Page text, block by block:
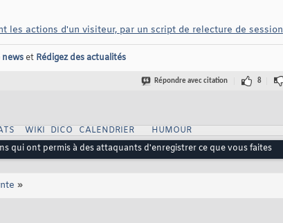
les actions d'un visiteur, par un script de relecture de session
newset Rédigez des actualités
Répondre avec citation 8
WIKI DICO CALENDRIER
HUMOUR
qui ont permis à des attaquants d'enregistrer ce que vous faites
»